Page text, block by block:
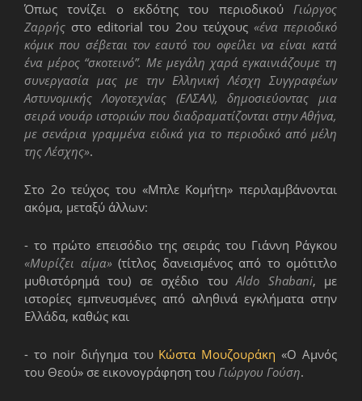
Όπως τονίζει ο εκδότης του περιοδικού Γιώργος
Ζαρρής στο editorial του 2ου τεύχους «ένα περιοδικό
κόμικ που σέβεται τον εαυτό του οφείλει να είναι κατά
ένα μέρος “σκοτεινό”. Με μεγάλη χαρά εγκαινιάζουμε τη
συνεργασία μας με την Ελληνική Λέσχη Συγγραφέων
Αστυνομικής Λογοτεχνίας (ΕΛΣΑΛ), δημοσιεύοντας μια
σειρά νουάρ ιστοριών που διαδραματίζονται στην Αθήνα,
με σενάρια γραμμένα ειδικά για το περιοδικό από μέλη
της Λέσχης».
Στο 2ο τεύχος του «Μπλε Κομήτη» περιλαμβάνονται
ακόμα, μεταξύ άλλων:
- το πρώτο επεισόδιο της σειράς του Γιάννη Ράγκου
«Μυρίζει αίμα»(τίτλος δανεισμένος από το ομότιτλο
μυθιστόρημά του) σε σχέδιο τουAldo Shabani, με
ιστορίες εμπνευσμένες από αληθινά εγκλήματα στην
Ελλάδα, καθώς και
- το noir διήγημα του Κώστα Μουζουράκη «Ο Αμνός
του Θεού» σε εικονογράφηση του Γιώργου Γούση.